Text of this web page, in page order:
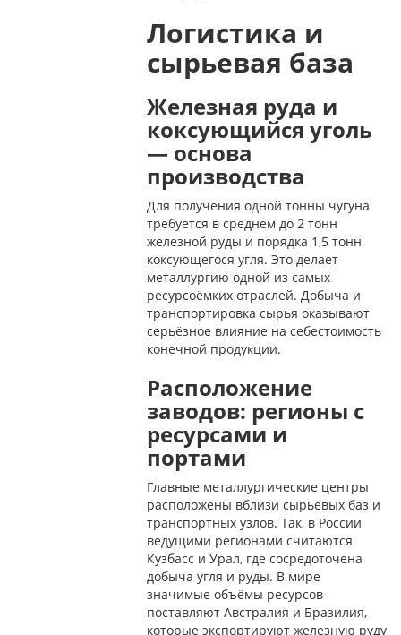
Логистика и
сырьевая база
Железная руда и
коксующийся уголь
— основа
производства
Для получения одной тонны чугуна
требуется в среднем до 2 тонн
железной руды и порядка 1,5 тонн
коксующегося угля. Это делает
металлургию одной из самых
ресурсоёмких отраслей. Добыча и
транспортировка сырья оказывают
серьёзное влияние на себестоимость
конечной продукции.
Расположение
заводов: регионы с
ресурсами и
портами
Главные металлургические центры
расположены вблизи сырьевых баз и
транспортных узлов. Так, в России
ведущими регионами считаются
Кузбасс и Урал, где сосредоточена
добыча угля и руды. В мире
значимые объёмы ресурсов
поставляют Австралия и Бразилия,
которые экспортируют железную руду